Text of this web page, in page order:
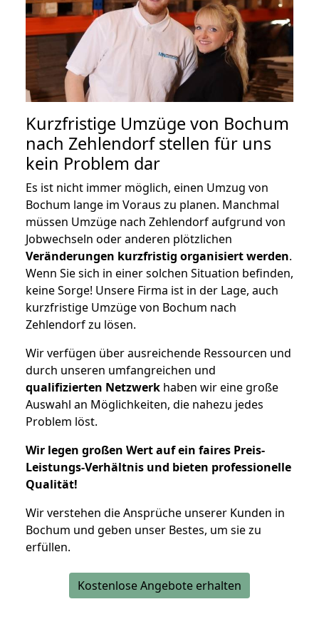
Kurzfristige Umzüge von Bochum
nach Zehlendorf stellen für uns
kein Problem dar
Es ist nicht immer möglich, einen Umzug von
Bochum lange im Voraus zu planen. Manchmal
müssen Umzüge nach Zehlendorf aufgrund von
Jobwechseln oder anderen plötzlichen
Veränderungen kurzfristig organisiert werden.
Wenn Sie sich in einer solchen Situation befinden,
keine Sorge! Unsere Firma ist in der Lage, auch
kurzfristige Umzüge von Bochum nach
Zehlendorf zu lösen.
Wir verfügen über ausreichende Ressourcen und
durch unseren umfangreichen und
qualifizierten Netzwerk haben wir eine große
Auswahl an Möglichkeiten, die nahezu jedes
Problem löst.
Wir legen großen Wert auf ein faires Preis-
Leistungs-Verhältnis und bieten professionelle
Qualität!
Wir verstehen die Ansprüche unserer Kunden in
Bochum und geben unser Bestes, um sie zu
erfüllen.
Kostenlose Angebote erhalten